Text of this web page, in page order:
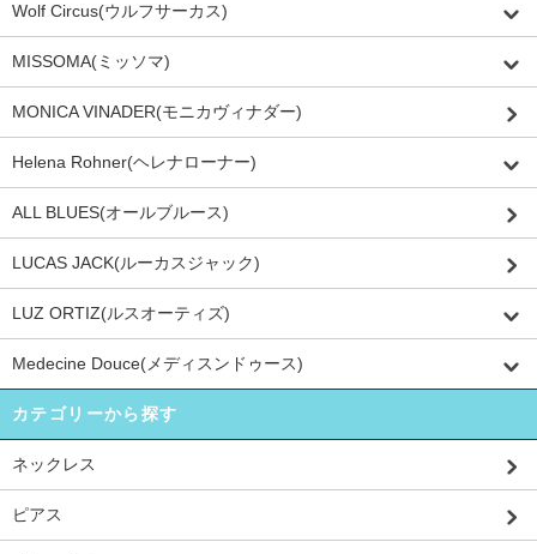
Wolf Circus(ウルフサーカス)
MISSOMA(ミッソマ)
MONICA VINADER(モニカヴィナダー)
Helena Rohner(ヘレナローナー)
ALL BLUES(オールブルース)
LUCAS JACK(ルーカスジャック)
LUZ ORTIZ(ルスオーティズ)
Medecine Douce(メディスンドゥース)
カテゴリーから探す
ネックレス
ピアス